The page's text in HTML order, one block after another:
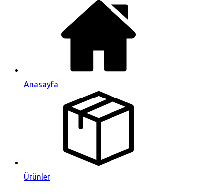
Anasayfa
Ürünler